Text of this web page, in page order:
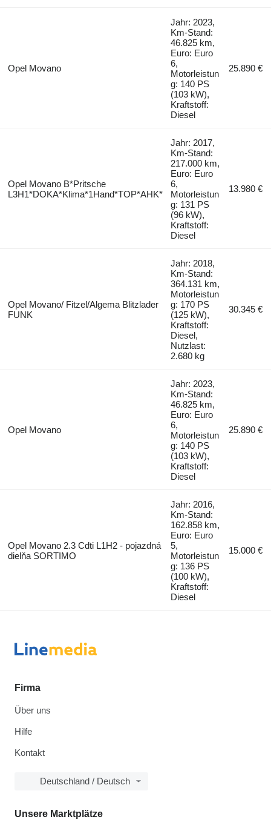
Opel Movano
Jahr: 2023,
Km-Stand:
46.825 km,
Euro: Euro
6,
Motorleistun
g: 140 PS
(103 kW),
Kraftstoff:
Diesel
25.890 €
Opel Movano B*Pritsche
L3H1*DOKA*Klima*1Hand*TOP*AHK*
Jahr: 2017,
Km-Stand:
217.000 km,
Euro: Euro
6,
Motorleistun
g: 131 PS
(96 kW),
Kraftstoff:
Diesel
13.980 €
Opel Movano/ Fitzel/Algema Blitzlader
FUNK
Jahr: 2018,
Km-Stand:
364.131 km,
Motorleistun
g: 170 PS
(125 kW),
Kraftstoff:
Diesel,
Nutzlast:
2.680 kg
30.345 €
Opel Movano
Jahr: 2023,
Km-Stand:
46.825 km,
Euro: Euro
6,
Motorleistun
g: 140 PS
(103 kW),
Kraftstoff:
Diesel
25.890 €
Opel Movano 2.3 Cdti L1H2 - pojazdná
dielňa SORTIMO
Jahr: 2016,
Km-Stand:
162.858 km,
Euro: Euro
5,
Motorleistun
g: 136 PS
(100 kW),
Kraftstoff:
Diesel
15.000 €
Firma
Über uns
Hilfe
Kontakt
Deutschland / Deutsch
Unsere Marktplätze